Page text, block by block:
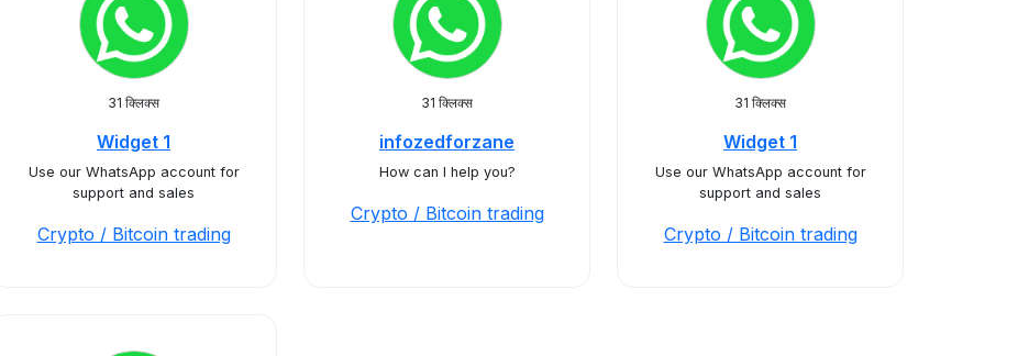
31 क्लिक्स
Widget 1
Use our WhatsApp account for
support and sales
Crypto / Bitcoin trading
31 क्लिक्स
infozedforzane
How can I help you?
Crypto / Bitcoin trading
31 क्लिक्स
Widget 1
Use our WhatsApp account for
support and sales
Crypto / Bitcoin trading